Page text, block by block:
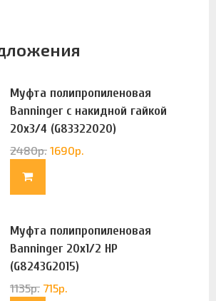
Муфта полипропиленовая
Banninger с накидной гайкой
20х3/4 (G83322020)
2480р. 1690р.
Муфта полипропиленовая
Banninger 20х1/2 НР
(G8243G2015)
1135р. 715р.